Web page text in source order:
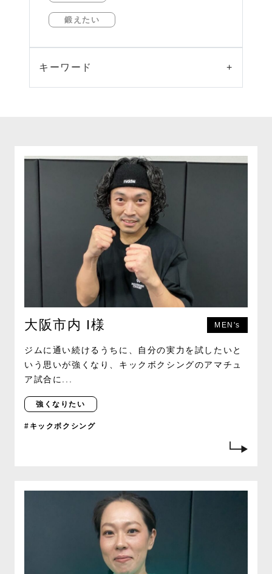
鍛えたい
キーワード +
大阪市内 I様 MEN's
ジムに通い続けるうちに、自分の実力を試したいと
いう思いが強くなり、キックボクシングのアマチュ
ア試合に...
強くなりたい
#キックボクシング